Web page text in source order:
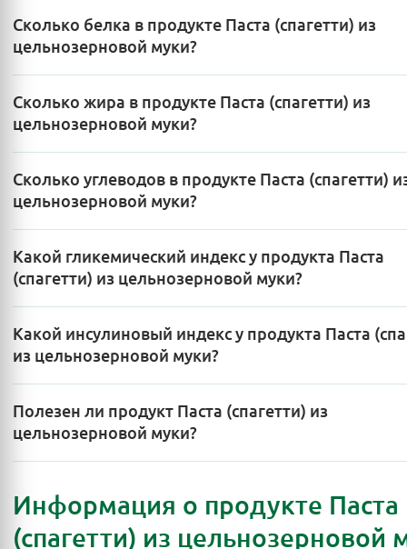
Сколько белка в продукте Паста (спагетти) из
цельнозерновой муки?
Сколько жира в продукте Паста (спагетти) из
цельнозерновой муки?
Сколько углеводов в продукте Паста (спагетти)
цельнозерновой муки?
Какой гликемический индекс у продукта Паста
(спагетти) из цельнозерновой муки?
Какой инсулиновый индекс у продукта Паста
из цельнозерновой муки?
Полезен ли продукт Паста (спагетти) из
цельнозерновой муки?
Информация о продукте Паста
(спагетти) из цельнозерновой